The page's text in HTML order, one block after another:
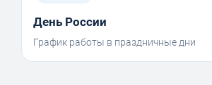
День России
График работы в праздничные дни